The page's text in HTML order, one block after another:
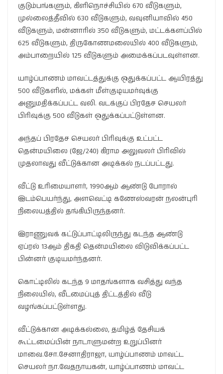
குடும்பங்களும், கிளிநொச்சியில் 670 வீடுகளும்,
முல்லைத்தீவில் 630 வீடுகளும், வவுனியாவில் 450
வீடுகளும், மன்னாரில் 350 வீடுகளும், மட்டக்களப்பில்
625 வீடுகளும், திருகோணமலையில் 400 வீடுகளும்,
அம்பாறையில் 125 வீடுகளும் அமைக்கப்படவுள்ளன.
யாழ்ப்பாணம் மாவட்டத்துக்கு ஒதுக்கப்பட்ட ஆயிரத்து
500 வீடுகளில், மக்கள் மீள்குடியமர்வுக்கு
அனுமதிக்கப்பட்ட வலி. வடக்குப் பிரதேச செயலர்
பிரிவுக்கு 500 வீடுகள் ஒதுக்கப்பட்டுள்ளன.
அந்தப் பிரதேச செயலர் பிரிவுக்கு உட்பட்ட
தென்மயிலை (ஜே/240) கிராம அலுவலர் பிரிவில்
முதலாவது வீட்டுக்கான அடிக்கல் நடப்பட்டது.
வீட்டு உரிமையாளர், 1990ஆம் ஆண்டு போரால்
இடம்பெயர்ந்து, அளவெட்டி கணேஸ்வரன் நலன்புரி
நிலையத்தில் தங்கியிருந்தனர்.
இராணுவக் கட்டுப்பாட்டிலிருந்து கடந்த ஆண்டு
ஏப்ரல் 13ஆம் திகதி தென்மயிலை விடுவிக்கப்பட்ட
பின்னர் குடியமர்ந்தனர்.
கொட்டிலில் கடந்த 9 மாதங்களாக வசித்து வந்த
நிலையில், வீடமைப்புத் திட்டத்தில் வீடு
வழங்கப்பட்டுள்ளது.
வீட்டுக்கான அடிக்கல்லை, தமிழ்த் தேசியக்
கூட்டமைப்பின் நாடாளுமன்ற உறுப்பினர்
மாவை.சோ.சேனாதிராஜா, யாழ்ப்பாணம் மாவட்ட
செயலர் நா.வேதநாயகன், யாழ்ப்பாணம் மாவட்ட